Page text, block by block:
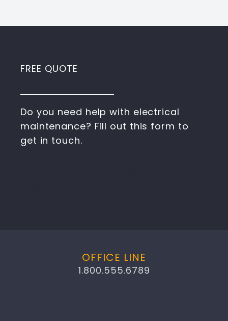
FREE QUOTE
Do you need help with electrical
maintenance? Fill out this form to
get in touch.
OFFICE LINE
1.800.555.6789